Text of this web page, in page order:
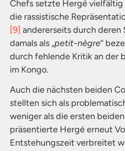
Chefs setzte Hergé vielfältig
die rassistische
[9] andererseits durch deren
damals als „petit-nègre“
durch fehlende Kritik an der
im Kongo.
Auch die nächsten beiden
stellten sich als
weniger als die ersten
präsentierte Hergé erneut
Entstehungszeit verbreitet